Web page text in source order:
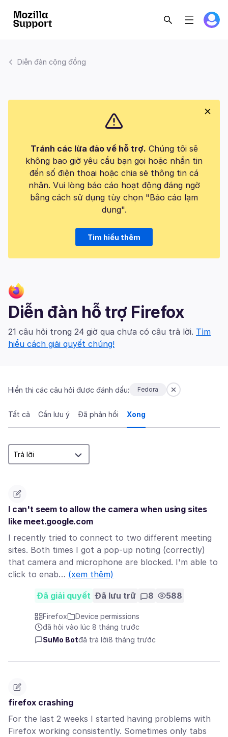
Diễn đàn cộng đồng
Tránh các lừa đảo về hỗ trợ. Chúng tôi sẽ
không bao giờ yêu cầu bạn gọi hoặc nhắn tin
đến số điện thoại hoặc chia sẻ thông tin cá
nhân. Vui lòng báo cáo hoạt động đáng ngờ
bằng cách sử dụng tùy chọn "Báo cáo lạm
dụng".
Tìm hiểu thêm
Diễn đàn hỗ trợ Firefox
21 câu hỏi trong 24 giờ qua chưa có câu trả lời. Tìm
hiểu cách giải quyết chúng!
Hiển thị các câu hỏi được đánh dấu: Fedora
Tất cả Cần lưu ý Đã phản hồi Xong
I can't seem to allow the camera when using sites
like meet.google.com
I recently tried to connect to two different meeting
sites. Both times I got a pop-up noting (correctly)
that camera and microphone are blocked. I'm able to
click to enab… (xem thêm)
Đã giải quyết Đã lưu trữ 8 588
Firefox
Device permissions
đã hỏi vào lúc 8 tháng trước
SuMo Botđã trả lời8 tháng trước
firefox crashing
For the last 2 weeks I started having problems with
Firefox working consistently. Sometimes only tabs